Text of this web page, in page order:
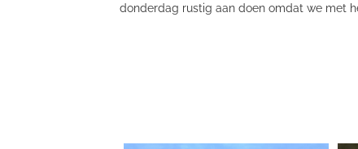
donderdag rustig aan doen omdat we met